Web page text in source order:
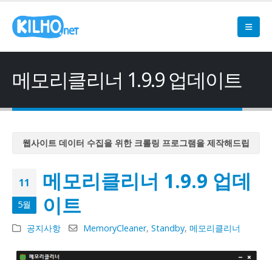
메모리클리너 1.9.9 업데이트
웹사이트 데이터 수집을 위한 크롤링 프로그램을 제작해드립
웹사이트 데이터 수집을 위한 크롤링 프로그램을 제작해드립
니다
웹사이트 데이터 수집을 위한 크롤링 프로그램을 제작해드립
웹사이트 데이터 수집을 위한 크롤링 프로그램을 제작해드립
니다
11
5월
메모리클리너 1.9.9 업데
이트
공지사항 MemoryCleaner, Standby, 메모리클리너